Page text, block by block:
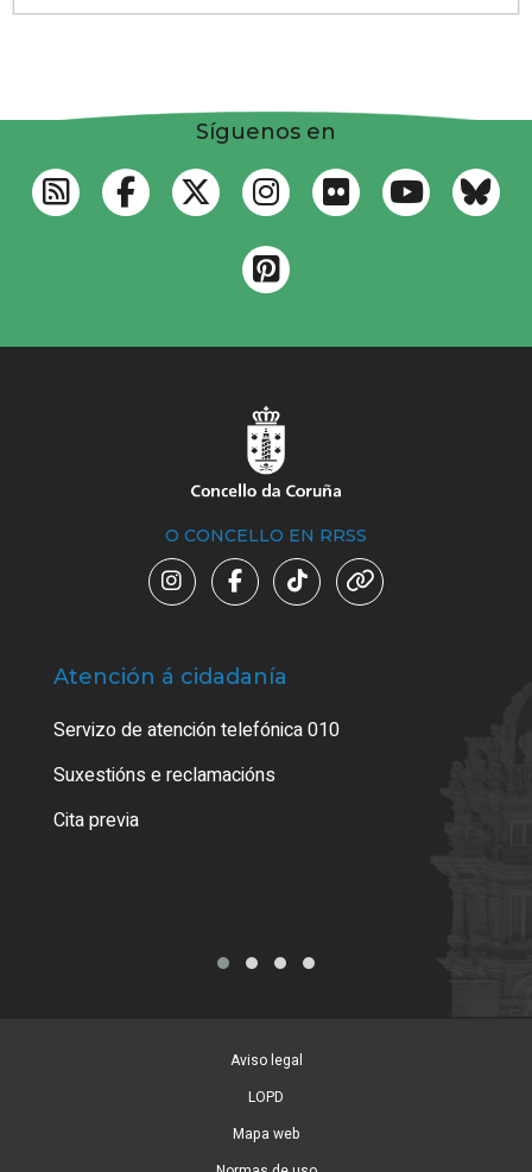
Síguenos en
O CONCELLO EN RRSS
Atención á cidadanía
Servizo de atención telefónica 010
Suxestións e reclamacións
Cita previa
Aviso legal
LOPD
Mapa web